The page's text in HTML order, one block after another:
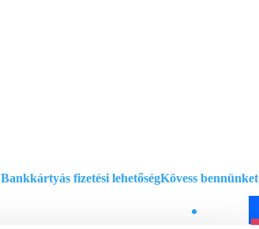
Bankkártyás fizetési lehetőségKövess bennünket